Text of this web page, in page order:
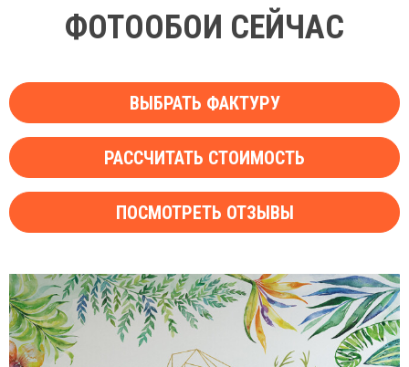
ФОТООБОИ СЕЙЧАС
ВЫБРАТЬ ФАКТУРУ
РАССЧИТАТЬ СТОИМОСТЬ
ПОСМОТРЕТЬ ОТЗЫВЫ